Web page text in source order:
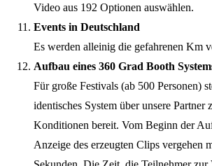
Video aus 192 Optionen auswählen.
Events in Deutschland
Es werden alleinig die gefahrenen Km
Aufbau eines 360 Grad Booth
Für große Festivals (ab 500 Personen)
identisches System über unsere Partner
Konditionen bereit. Vom Beginn der
Anzeige des erzeugten Clips vergehen